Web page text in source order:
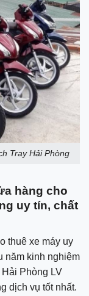
Tray Hải Phòng
hàng cho
uy tín, chất
thuê xe máy uy
năm kinh nghiệm
Phòng LV
dịch vụ tốt nhất.